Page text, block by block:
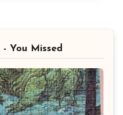
You Missed